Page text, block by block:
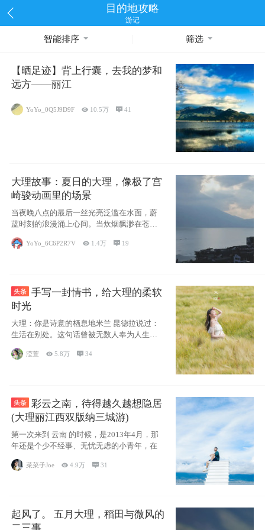
目的地攻略
游记
智能排序 筛选
【晒足迹】背上行囊，去我的梦和
远方——丽江
YoYo_0Q5J9D9F  10.5万 41
大理故事：夏日的大理，像极了宫
崎骏动画里的场景
当夜晚八点的最后一丝光亮泛滥在水面，蔚
蓝时刻的浪漫涌上心间。当炊烟飘渺在苍山
YoYo_6C6P2R7V  1.4万  19
手写一封情书，给大理的柔软
时光
大理：你是诗意的栖息地米兰 昆德拉说过：
生活在别处。这句话曾被无数人奉为人生信
条，并
滢萱 5.8万 34
彩云之南，待得越久越想隐居
(大理丽江西双版纳三城游)
第一次来到 云南 的时候，是2013年4月，那
年还是个少不经事、无忧无虑的小青年，在
菜菜子Joe 4.9万  31
起风了。 五月大理，稻田与微风的